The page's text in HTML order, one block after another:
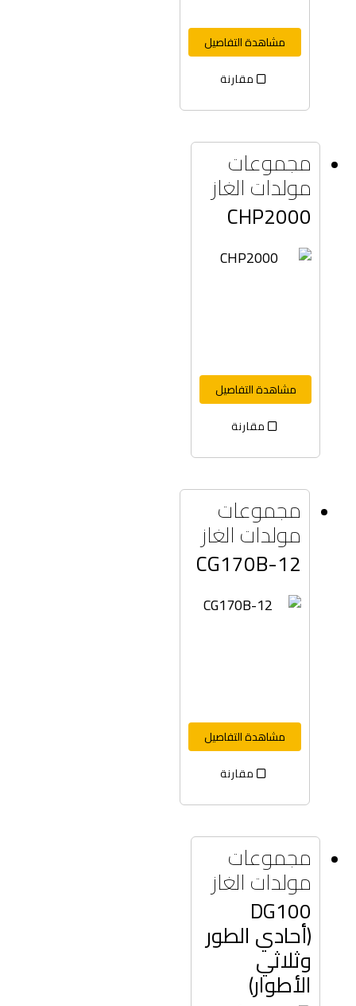
مشاهدة التفاصيل
مقارنة
مجموعات
مولدات الغاز
CHP2000
مشاهدة التفاصيل
مقارنة
مجموعات
مولدات الغاز
CG170B-12
مشاهدة التفاصيل
مقارنة
مجموعات
مولدات الغاز
DG100
(أحادي الطور
وثلاثي
الأطوار)